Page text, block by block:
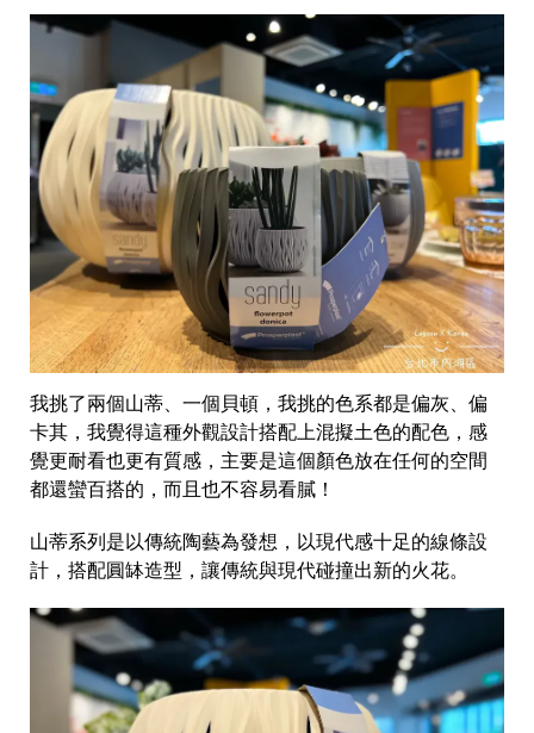
我挑了兩個山蒂、一個貝頓，我挑的色系都是偏灰、偏
卡其，我覺得這種外觀設計搭配上混擬土色的配色，感
覺更耐看也更有質感，主要是這個顏色放在任何的空間
都還蠻百搭的，而且也不容易看膩！
山蒂系列是以傳統陶藝為發想，以現代感十足的線條設
計，搭配圓缽造型，讓傳統與現代碰撞出新的火花。